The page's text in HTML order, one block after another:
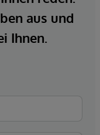
aus und
Ihnen.